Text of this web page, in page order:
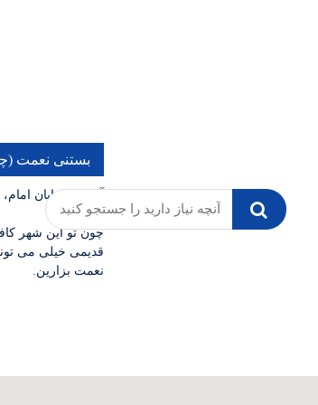
بستنی نعمت
آدرس: خیابان
چون تو این شهر
قدیمی خیلی می
نعمت بزارین.